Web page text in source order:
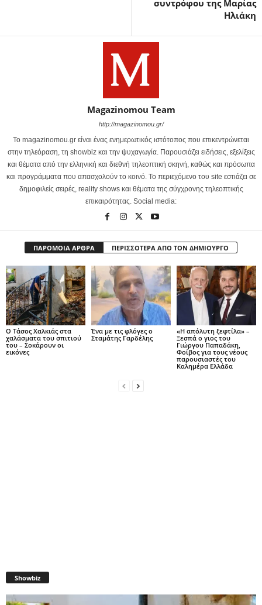
συντρόφου της Μαρίας
Ηλιάκη
Magazinomou Team
http://magazinomou.gr/
Το magazinomou.gr είναι ένας ενημερωτικός ιστότοπος που επικεντρώνεται
στην τηλεόραση, τη showbiz και την ψυχαγωγία. Παρουσιάζει ειδήσεις, εξελίξεις
και θέματα από την ελληνική και διεθνή τηλεοπτική σκηνή, καθώς και πρόσωπα
και προγράμματα που απασχολούν το κοινό. Το περιεχόμενο του site εστιάζει σε
δημοφιλείς σειρές, reality shows και θέματα της σύγχρονης τηλεοπτικής
επικαιρότητας. Social media:
ΠΑΡΟΜΟΙΑ ΑΡΘΡΑ ΠΕΡΙΣΣΟΤΕΡΑ ΑΠΟ ΤΟΝ ΔΗΜΙΟΥΡΓΟ
Ο Τάσος Χαλκιάς στα
χαλάσματα του σπιτιού
του – Σοκάρουν οι
εικόνες
Ένα με τις φλόγες ο
Σταμάτης Γαρδέλης
«Η απόλυτη ξεφτίλα» –
Ξεσπά ο γιος του
Γιώργου Παπαδάκη,
Φοίβος για τους νέους
παρουσιαστές του
Καλημέρα Ελλάδα
Showbiz